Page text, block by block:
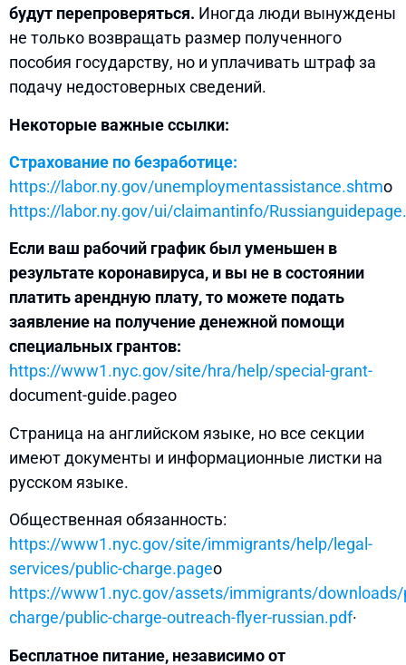
будут перепроверяться. Иногда люди вынуждены
не только возвращать размер полученного
пособия государству, но и уплачивать штраф за
подачу недостоверных сведений.
Некоторые важные ссылки:
Страхование по безработице:
https://labor.ny.gov/unemploymentassistance.shtmо
https://labor.ny.gov/ui/claimantinfo/
Если ваш рабочий график был уменьшен в
результате коронавируса, и вы не в состоянии
платить арендную плату, то можете подать
заявление на получение денежной помощи
специальных грантов:
https://www1.nyc.gov/site/hra/help/special-grant-
document-guide.pageо
Страница на английском языке, но все секции
имеют документы и информационные листки на
русском языке.
Общественная обязанность:
https://www1.nyc.gov/site/immigrants/help/legal-
services/public-charge.pageо
https://www1.nyc.gov/assets/immigrants/
charge/public-charge-outreach-flyer-russian.pdf·
Бесплатное питание, независимо от